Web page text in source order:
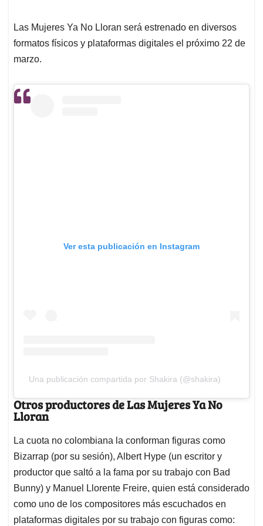
Las Mujeres Ya No Lloran será estrenado en diversos
formatos físicos y plataformas digitales el próximo 22 de
marzo.
Ver esta publicación en Instagram
Una publicación compartida por Shakira (@shakira)
Otros productores de Las Mujeres Ya No
Lloran
La cuota no colombiana la conforman figuras como
Bizarrap (por su sesión), Albert Hype (un escritor y
productor que saltó a la fama por su trabajo con Bad
Bunny) y Manuel Llorente Freire, quien está considerado
como uno de los compositores más escuchados en
plataformas digitales por su trabajo con figuras como: